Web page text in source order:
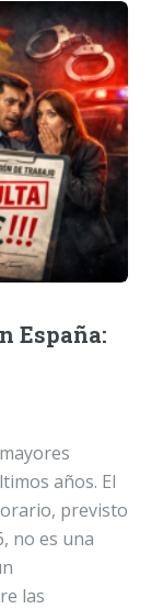
España:
años. El
previsto
no es una
las